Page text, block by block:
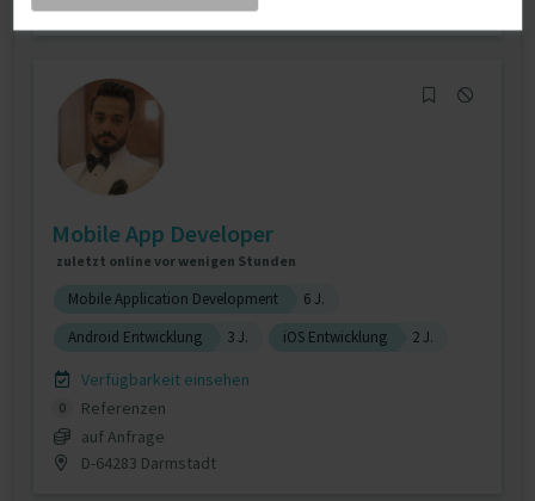
Mobile App Developer
zuletzt online vor wenigen Stunden
Mobile Application Development
6 J.
Android Entwicklung
3 J. iOS Entwicklung 2 J.
Verfügbarkeit einsehen
0
Referenzen
auf Anfrage
D-64283 Darmstadt